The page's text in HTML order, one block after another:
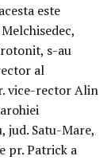
este
s-au
al
vice-rector Alin
jud. Satu-Mare,
pr. Patrick a